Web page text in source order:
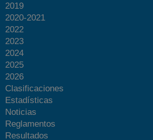
2019
2020-2021
2022
2023
2024
2025
2026
Clasificaciones
Estadísticas
Noticias
Reglamentos
Resultados